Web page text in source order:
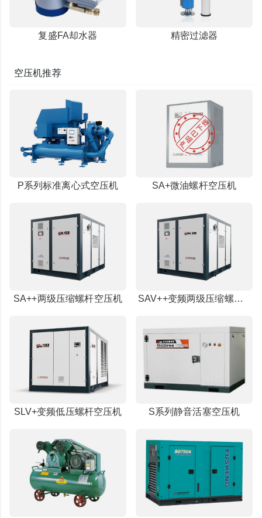
复盛FA却水器 精密过滤器
空压机推荐
P系列标准离心式空压机 SA+微油螺杆空压机
SA++两级压缩螺杆空压机 SAV++变频两级压缩螺杆空压机
SLV+变频低压螺杆空压机 S系列静音活塞空压机